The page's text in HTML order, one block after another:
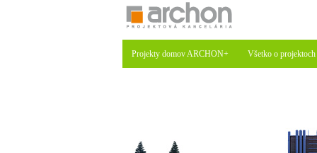
Projekty domov ARCHON+ Všetko o projektoch